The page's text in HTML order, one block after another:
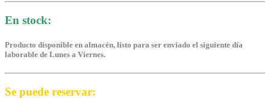
En stock:
Producto disponible en almacén, listo para ser enviado el siguiente día
laborable de Lunes a Viernes.
Se puede reservar: